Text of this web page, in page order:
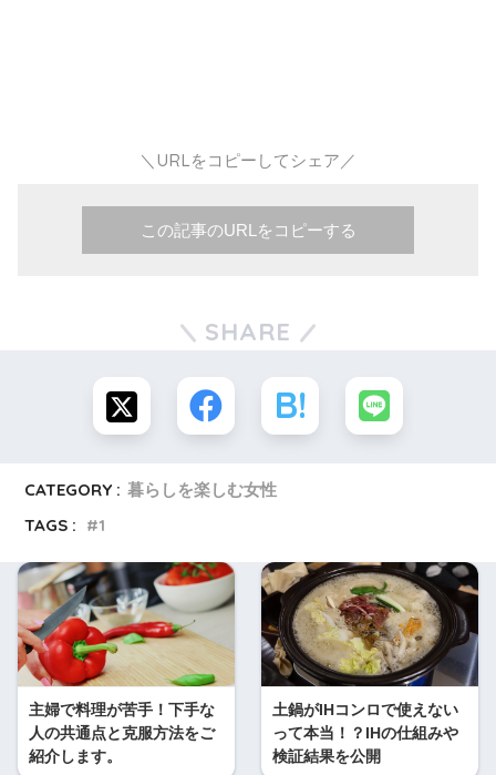
＼URLをコピーしてシェア／
この記事のURLをコピーする
SHARE
CATEGORY : 暮らしを楽しむ女性
TAGS :
1
主婦で料理が苦手！下手な
人の共通点と克服方法をご
紹介します。
土鍋がIHコンロで使えない
って本当！？IHの仕組みや
検証結果を公開